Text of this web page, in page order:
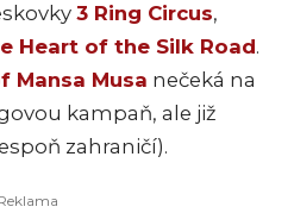
3 Ring Circus,
Heart of the Silk Road.
Mansa Musa nečeká na
kampaň, ale již
zahraničí).